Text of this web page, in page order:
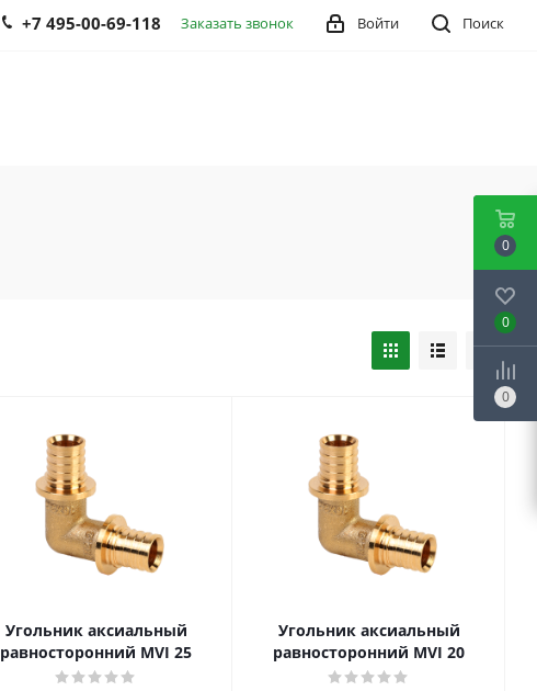
Поиск
Войти
+7 495-00-69-118 Заказать звонок
Угольник аксиальный
равносторонний MVI 25
Угольник аксиальный
равносторонний MVI 20
0
0
0